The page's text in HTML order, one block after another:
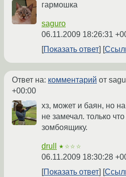
гармошка
saguro
06.11.2009 18:26:31
Показать ответ
Ответ на: комментарий от
+00:00
хз, может и баян, но
не замечал. только
зомбоящику.
drull ★☆☆☆
06.11.2009 18:30:28
Показать ответ